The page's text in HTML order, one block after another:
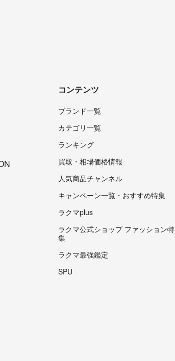
コンテンツ
ブランド一覧
カテゴリ一覧
ランキング
買取・相場価格情報
人気商品チャンネル
キャンペーン一覧・おすすめ特集
ラクマplus
ラクマ公式ショップ ファッション特
集
ラクマ最強鑑定
SPU